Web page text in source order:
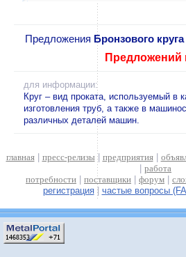
Предложения Бронзового круга
Предложений
для информации:
Круг – вид проката, используемый в
изготовления труб, а также в
различных деталей машин.
главная| пресс-релизы | предприятия|
работа
потребности
поставщики форум
регистрация| частые вопросы